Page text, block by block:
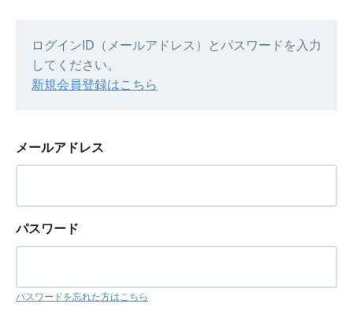
ログインID（メールアドレス）とパスワードを入力
してください。
新規会員登録はこちら
メールアドレス
パスワード
パスワードを忘れた方はこちら